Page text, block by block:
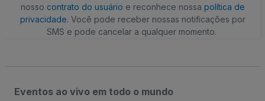
nosso contrato do usuário e reconhece nossa política de
privacidade. Você pode receber nossas notificações por
SMS e pode cancelar a qualquer momento.
Eventos ao vivo em todo o mundo